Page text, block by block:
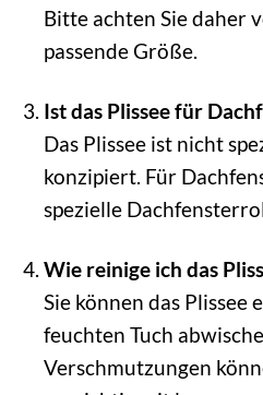
Bitte achten Sie daher
passende Größe.
Ist das Plissee für
Das Plissee ist nicht
konzipiert. Für
spezielle
Wie reinige ich das
Sie können das Plissee
feuchten Tuch
Verschmutzungen